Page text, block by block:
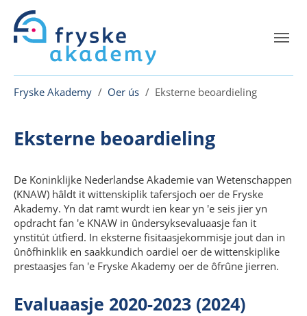
Skip to main content
Skip to page footer
Fryske Akademy Oer ús Eksterne beoardieling
Eksterne beoardieling
De Koninklijke Nederlandse Akademie van Wetenschappen
(KNAW) hâldt it wittenskiplik tafersjoch oer de Fryske
Akademy. Yn dat ramt wurdt ien kear yn 'e seis jier yn
opdracht fan 'e KNAW in ûndersyksevaluaasje fan it
ynstitút útfierd. In eksterne fisitaasjekommisje jout dan in
ûnôfhinklik en saakkundich oardiel oer de wittenskiplike
prestaasjes fan 'e Fryske Akademy oer de ôfrûne jierren.
Evaluaasje 2020-2023 (2024)